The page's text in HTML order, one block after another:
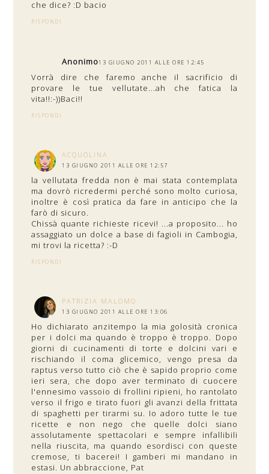
che dice? :D bacio
RISPONDI
Anonimo13 GIUGNO 2011 ALLE ORE 12:45
Vorrà dire che faremo anche il sacrificio di
provare le tue vellutate...ah che fatica la
vita!!:-))Baci!!
RISPONDI
ACQUOLINA
13 GIUGNO 2011 ALLE ORE 12:57
la vellutata fredda non è mai stata contemplata
ma dovrò ricredermi perché sono molto curiosa,
inoltre è così pratica da fare in anticipo che la
farò di sicuro.
Chissà quante richieste ricevi! ...a proposito... ho
assaggiato un dolce a base di fagioli in Cambogia,
mi trovi la ricetta? :-D
RISPONDI
PATRIZIA MALOMO
13 GIUGNO 2011 ALLE ORE 13:06
Ho dichiarato anzitempo la mia golosità cronica
per i dolci ma quando è troppo è troppo. Dopo
giorni di cucinamenti di torte e dolcini vari e
rischiando il coma glicemico, vengo presa da
raptus verso tutto ciò che è sapido proprio come
ieri sera, che dopo aver terminato di cuocere
l'ennesimo vassoio di frollini ripieni, ho rantolato
verso il frigo e tirato fuori gli avanzi della frittata
di spaghetti per tirarmi su. Io adoro tutte le tue
ricette e non nego che quelle dolci siano
assolutamente spettacolari e sempre infallibili
nella riuscita, ma quando esordisci con queste
cremose, ti bacerei! I gamberi mi mandano in
estasi. Un abbraccione, Pat